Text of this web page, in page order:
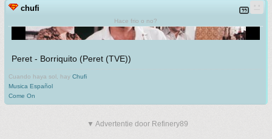
chufi
Hace frio o no?
Peret - Borriquito (Peret (TVE))
Cuando haya sol, hay Chufi
Musica Español
Come On
▼ Advertentie door Refinery89